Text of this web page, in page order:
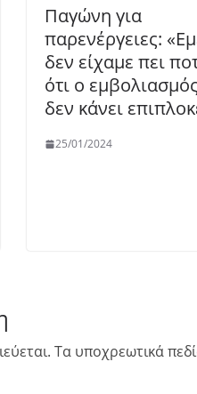
Παγώνη για
παρενέργειες:
δεν είχαμε πει
ότι ο εμβολιασμός
δεν κάνει
25/01/2024
Τα υποχρεωτικά